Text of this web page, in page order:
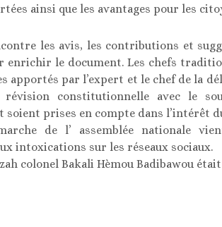
ainsi que les avantages pour les
les avis, les contributions et
enrichir le document. Les chefs
apportés par l’expert et le chef de la
constitutionnelle avec le
prises en compte dans l’intérêt
de l’ assemblée nationale
intoxications sur les réseaux sociaux.
colonel Bakali Hèmou Badibawou